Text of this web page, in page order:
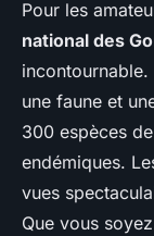
Pour les
national des
une faune et
300 espèces
endémiques.
vues
Que vous